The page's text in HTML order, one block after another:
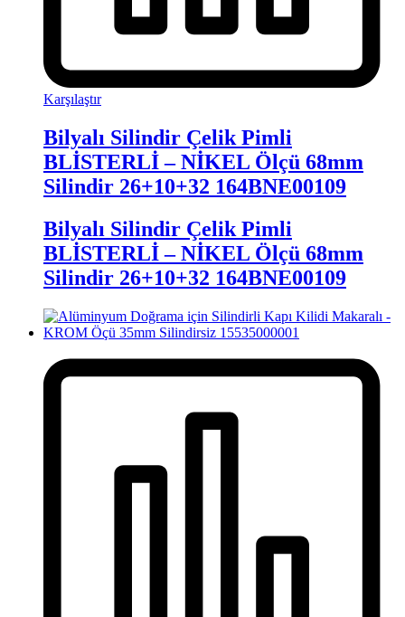
Karşılaştır
Bilyalı Silindir Çelik Pimli
BLİSTERLİ – NİKEL Ölçü 68mm
Silindir 26+10+32 164BNE00109
Bilyalı Silindir Çelik Pimli
BLİSTERLİ – NİKEL Ölçü 68mm
Silindir 26+10+32 164BNE00109